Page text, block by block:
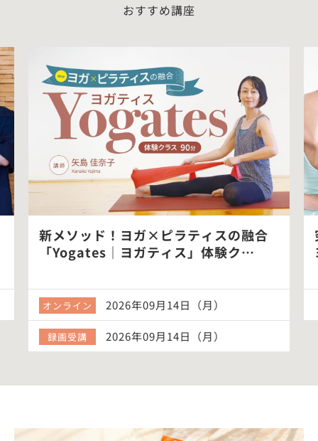
おすすめ講座
新メソッド！ヨガ×ピラティスの融合
「Yogates｜ヨガティス」体験ク…
オンライン 2026年09月14日（月）
録画受講 2026年09月14日（月）